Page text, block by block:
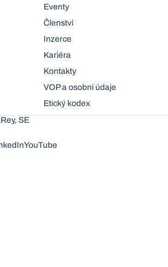
Eventy
Členství
Inzerce
Kariéra
Kontakty
VOP a osobní údaje
Etický kodex
SE
YouTube